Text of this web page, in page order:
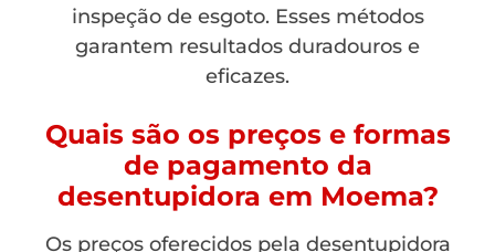
inspeção de esgoto. Esses métodos
garantem resultados duradouros e
eficazes.
Quais são os preços e formas
de pagamento da
desentupidora em Moema?
Os preços oferecidos pela desentupidora